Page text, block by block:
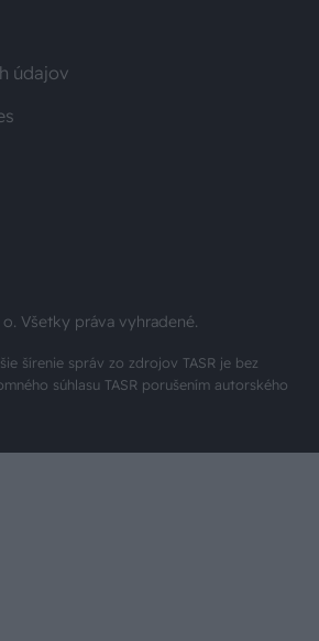
o. Všetky práva vyhradené.
šírenie správ zo zdrojov TASR je bez
súhlasu TASR porušením autorského
údajov